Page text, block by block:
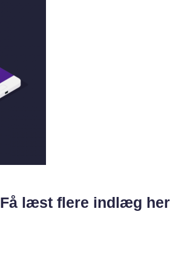
Få læst flere indlæg her